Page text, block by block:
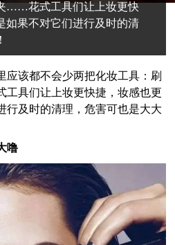
……花式工具们让上妆更快
如果不对它们进行及时的清
应该都不会少两把化妆工具：刷
具们让上妆更快捷，妆感也更
行及时的清理，危害可也是大大
噜